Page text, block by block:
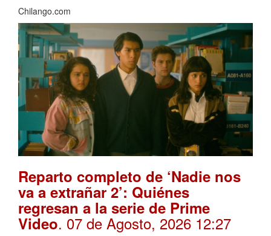
Chilango.com
Reparto completo de ‘Nadie nos
va a extrañar 2’: Quiénes
regresan a la serie de Prime
Video. 07 de Agosto, 2026 12:27